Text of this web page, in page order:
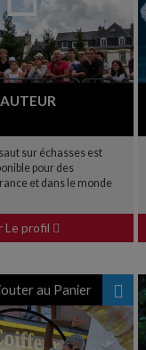
sur échasses est
pour des
et dans le monde
Le profil
au Panier